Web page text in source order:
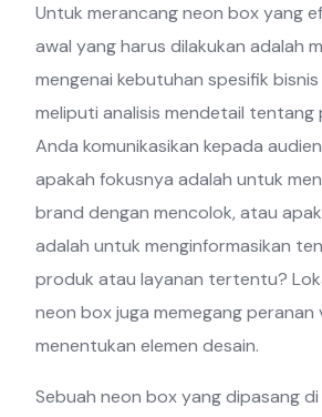
Untuk merancang neon box yang
awal yang harus dilakukan adalah
mengenai kebutuhan spesifik
meliputi analisis mendetail tentang
Anda komunikasikan kepada
apakah fokusnya adalah untuk
brand dengan mencolok, atau
adalah untuk menginformasikan
produk atau layanan tertentu?
neon box juga memegang peranan
menentukan elemen desain.
Sebuah neon box yang dipasang